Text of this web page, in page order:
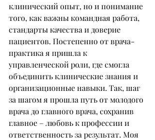
клинический опыт, но и понимание
того, как важны командная работа,
стандарты качества и доверие
пациентов. Постепенно от врача-
практика я пришла к
управленческой роли, где смогла
объединить клинические знания и
организационные навыки. Так, шаг
за шагом я прошла путь от молодого
врача до главного врача, сохранив
главное – любовь к профессии и
ответственность за результат. Моя